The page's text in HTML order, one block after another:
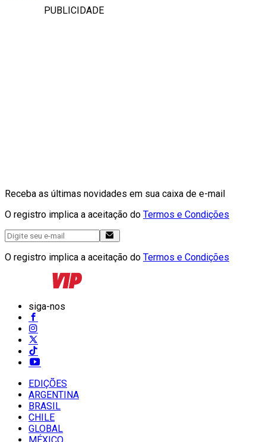
PUBLICIDADE
Receba as últimas novidades em sua caixa de e-mail
O registro implica a aceitação do Termos e Condições
O registro implica a aceitação do Termos e Condições
siga-nos
EDIÇÕES
ARGENTINA
BRASIL
CHILE
GLOBAL